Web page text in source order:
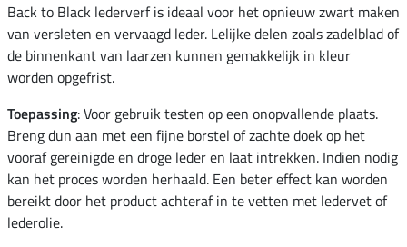
Back to Black lederverf is ideaal voor het opnieuw zwart maken
van versleten en vervaagd leder. Lelijke delen zoals zadelblad of
de binnenkant van laarzen kunnen gemakkelijk in kleur
worden opgefrist.
Toepassing: Voor gebruik testen op een onopvallende plaats.
Breng dun aan met een fijne borstel of zachte doek op het
vooraf gereinigde en droge leder en laat intrekken. Indien nodig
kan het proces worden herhaald. Een beter effect kan worden
bereikt door het product achteraf in te vetten met ledervet of
lederolie.